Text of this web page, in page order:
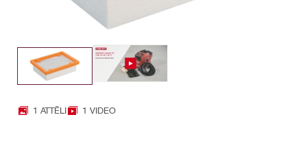
1 ATTĒLI 1 VIDEO